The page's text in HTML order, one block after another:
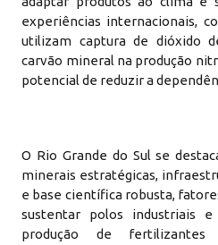
experiências internacionais,
utilizam captura de dióxido
carvão mineral na produção
potencial de reduzir a
O Rio Grande do Sul se
minerais estratégicas,
e base científica robusta,
sustentar polos industriais
produção de fertilizantes